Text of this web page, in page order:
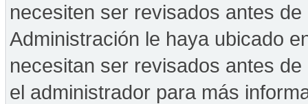
necesiten ser revisados antes
Administración le haya ubicado
necesitan ser revisados antes
el administrador para más